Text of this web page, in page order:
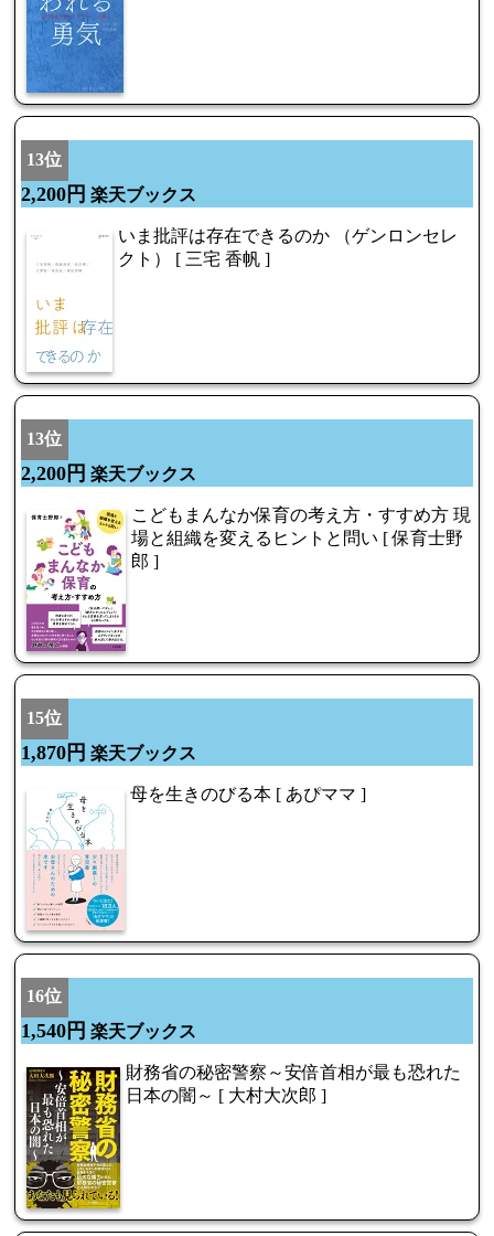
13位
2,200円 楽天ブックス
いま批評は存在できるのか （ゲンロンセレ
クト） [ 三宅 香帆 ]
13位
2,200円 楽天ブックス
こどもまんなか保育の考え方・すすめ方 現
場と組織を変えるヒントと問い [ 保育士野
郎 ]
15位
1,870円 楽天ブックス
母を生きのびる本 [ あぴママ ]
16位
1,540円 楽天ブックス
財務省の秘密警察～安倍首相が最も恐れた
日本の闇～ [ 大村大次郎 ]